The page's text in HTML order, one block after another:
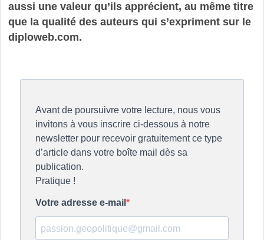
aussi une valeur qu’ils apprécient, au même titre
que la qualité des auteurs qui s’expriment sur le
diploweb.com.